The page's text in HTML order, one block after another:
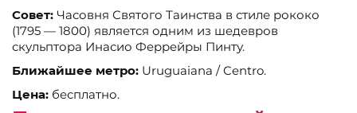
Совет: Часовня Святого Таинства в стиле рококо
(1795 — 1800) является одним из шедевров
скульптора Инасио Феррейры Пинту.
Ближайшее метро: Uruguaiana / Centro.
Цена: бесплатно.